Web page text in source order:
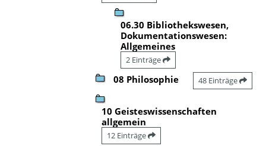
06.30 Bibliothekswesen,
Dokumentationswesen:
Allgemeines
2 Einträge
08 Philosophie 48 Einträge
10 Geisteswissenschaften
allgemein
12 Einträge